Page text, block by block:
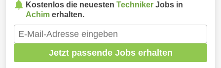
Kostenlos die neuesten Techniker Jobs in
Achim erhalten.
Jetzt passende Jobs erhalten